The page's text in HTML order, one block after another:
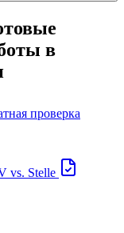
в
проверка
vs. Stelle